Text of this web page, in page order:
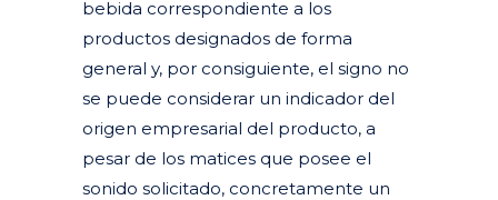
bebida correspondiente a los
productos designados de forma
general y, por consiguiente, el signo no
se puede considerar un indicador del
origen empresarial del producto, a
pesar de los matices que posee el
sonido solicitado, concretamente un